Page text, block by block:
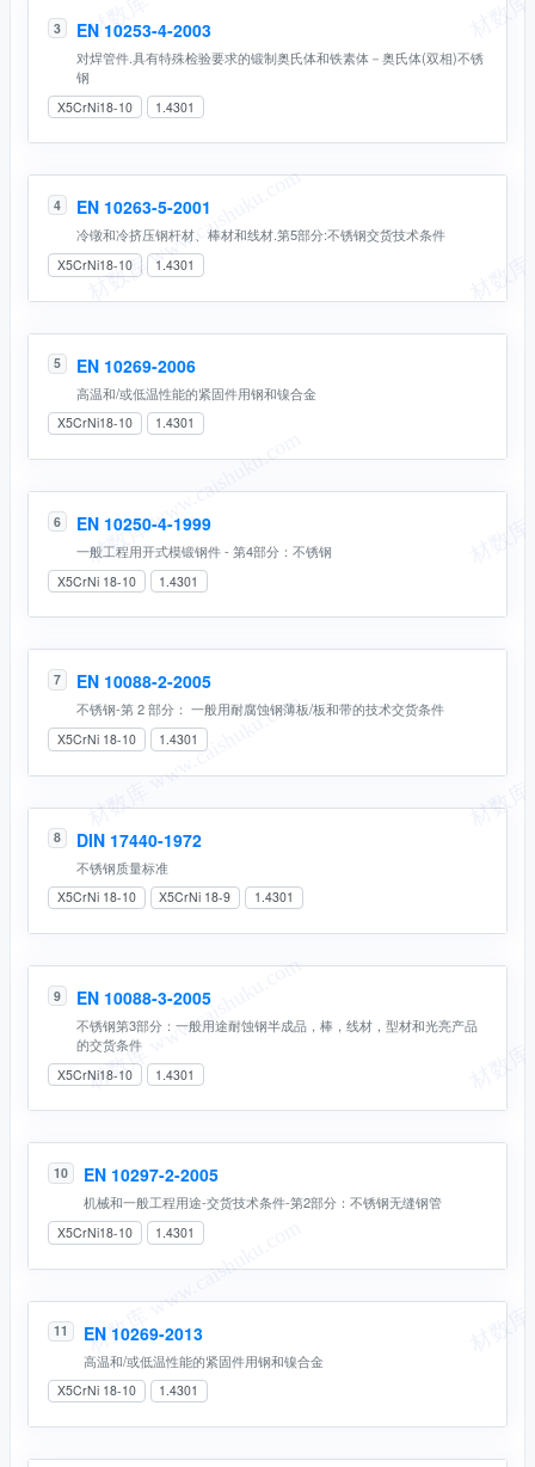
3 EN 10253-4-2003
对焊管件.具有特殊检验要求的锻制奥氏体和铁素体－奥氏体(双相)不锈
钢
X5CrNi18-10 1.4301
4 EN 10263-5-2001
冷镦和冷挤压钢杆材、棒材和线材.第5部分:不锈钢交货技术条件
X5CrNi18-10 1.4301
5 EN 10269-2006
高温和/或低温性能的紧固件用钢和镍合金
X5CrNi18-10 1.4301
6 EN 10250-4-1999
一般工程用开式模锻钢件 - 第4部分：不锈钢
X5CrNi 18-10 1.4301
7 EN 10088-2-2005
不锈钢-第 2 部分： 一般用耐腐蚀钢薄板/板和带的技术交货条件
X5CrNi 18-10 1.4301
8 DIN 17440-1972
不锈钢质量标准
X5CrNi 18-10 X5CrNi 18-9 1.4301
9 EN 10088-3-2005
不锈钢第3部分：一般用途耐蚀钢半成品，棒，线材，型材和光亮产品
的交货条件
X5CrNi18-10 1.4301
10 EN 10297-2-2005
机械和一般工程用途-交货技术条件-第2部分：不锈钢无缝钢管
X5CrNi18-10 1.4301
11 EN 10269-2013
高温和/或低温性能的紧固件用钢和镍合金
X5CrNi 18-10 1.4301